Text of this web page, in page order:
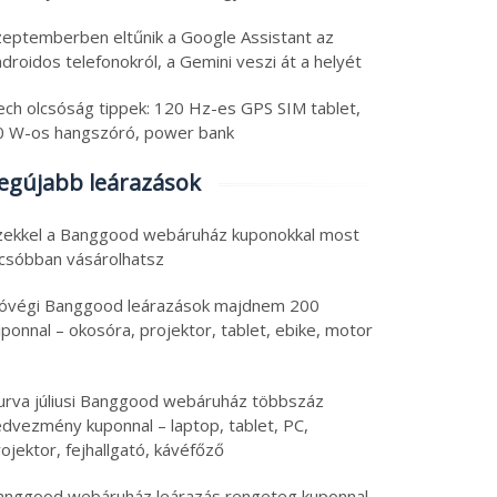
asztal teszt,
tablet, ami egy
tartalék
augusztus 5.
augusztus 2026 | 0
OnePlus okosóra
féláron, olcsó
5 augusztus 2026
eltűnik a Google Assistant az
telefonokról, a Gemini veszi át a helyét
olcsóság tippek: 120 Hz-es GPS SIM tablet,
W-os hangszóró, power bank
leárazások
a Banggood webáruház kuponokkal most
vásárolhatsz
Banggood leárazások majdnem 200
– okosóra, projektor, tablet, ebike, motor
júliusi Banggood webáruház többszáz
kuponnal – laptop, tablet, PC,
fejhallgató, kávéfőző